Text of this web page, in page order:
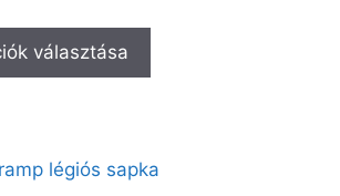
választása